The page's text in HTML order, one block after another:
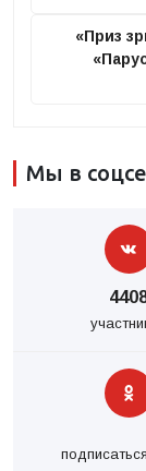
«Приз
Мы в